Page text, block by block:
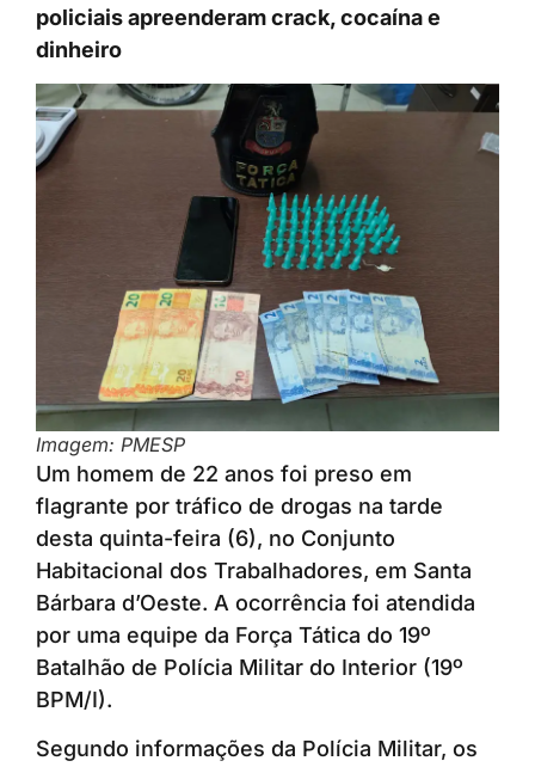
policiais apreenderam crack, cocaína e
dinheiro
Imagem: PMESP
Um homem de 22 anos foi preso em
flagrante por tráfico de drogas na tarde
desta quinta-feira (6), no Conjunto
Habitacional dos Trabalhadores, em Santa
Bárbara d’Oeste. A ocorrência foi atendida
por uma equipe da Força Tática do 19º
Batalhão de Polícia Militar do Interior (19º
BPM/I).
Segundo informações da Polícia Militar, os